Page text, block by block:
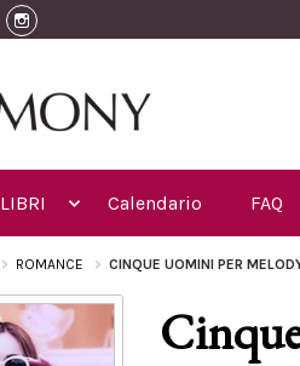
LIBRI Calendario FAQ
ROMANCE CINQUE UOMINI PER